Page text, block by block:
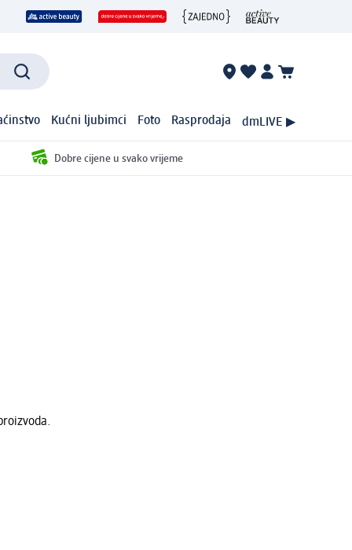
Kućni ljubimci Foto Rasprodaja dmLIVE ▶
Dobre cijene u svako vrijeme